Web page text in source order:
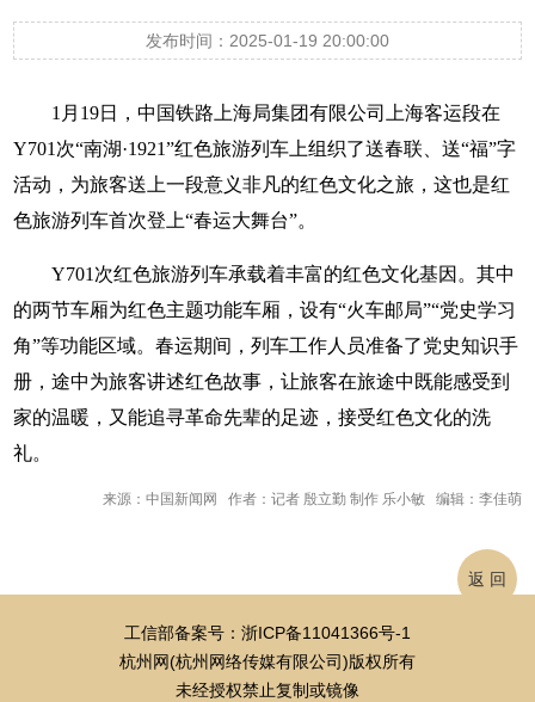
返 回
发布时间：2025-01-19 20:00:00
1月19日，中国铁路上海局集团有限公司上海客运段在
Y701次“南湖·1921”红色旅游列车上组织了送春联、送“福”字
活动，为旅客送上一段意义非凡的红色文化之旅，这也是红
色旅游列车首次登上“春运大舞台”。
Y701次红色旅游列车承载着丰富的红色文化基因。其中
的两节车厢为红色主题功能车厢，设有“火车邮局”“党史学习
角”等功能区域。春运期间，列车工作人员准备了党史知识手
册，途中为旅客讲述红色故事，让旅客在旅途中既能感受到
家的温暖，又能追寻革命先辈的足迹，接受红色文化的洗
礼。
来源：中国新闻网 作者：记者 殷立勤 制作 乐小敏 编辑：李佳萌
工信部备案号：浙ICP备11041366号-1
杭州网(杭州网络传媒有限公司)版权所有
未经授权禁止复制或镜像